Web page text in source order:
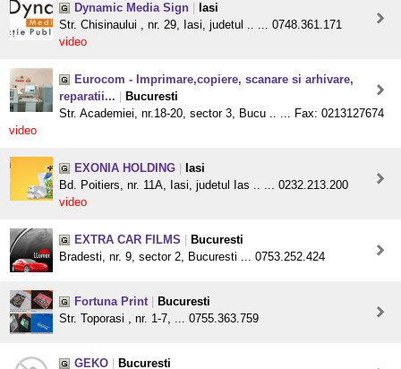
Dynamic Media Sign
Iasi
Str. Chisinaului , nr. 29, Iasi, judetul .. ... 0748.361.171
video
Eurocom - Imprimare,copiere, scanare si arhivare,
reparatii...
Bucuresti
Str. Academiei, nr.18-20, sector 3, Bucu .. ... Fax: 0213127674
video
EXONIA HOLDING
Iasi
Bd. Poitiers, nr. 11A, Iasi, judetul Ias .. ... 0232.213.200
video
EXTRA CAR FILMS
Bucuresti
Bradesti, nr. 9, sector 2, Bucuresti ... 0753.252.424
Fortuna Print
Bucuresti
Str. Toporasi , nr. 1-7, ... 0755.363.759
GEKO
Bucuresti